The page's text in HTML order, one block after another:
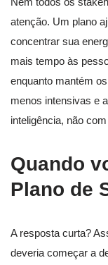
atenção. Um plano
concentrar sua
mais tempo às
enquanto mantém
menos intensivas e
inteligência, não
Quando
Plano de
A resposta curta?
deveria começar a